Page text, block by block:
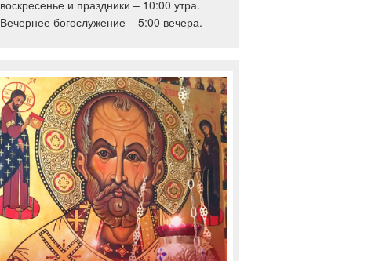
воскресенье и праздники – 10:00 утра.
Вечернее богослужение – 5:00 вечера.